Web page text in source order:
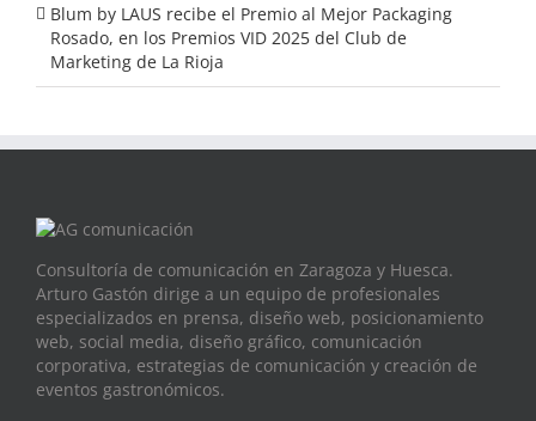
Blum by LAUS recibe el Premio al Mejor Packaging
Rosado, en los Premios VID 2025 del Club de
Marketing de La Rioja
Consultoría de comunicación en Zaragoza y Huesca.
Arturo Gastón dirige a un equipo de profesionales
especializados en prensa, diseño web, posicionamiento
web, social media, diseño gráfico, comunicación
corporativa, estrategias de comunicación y creación de
eventos gastronómicos.